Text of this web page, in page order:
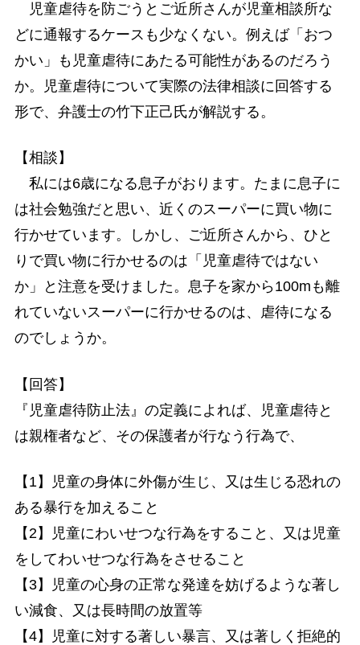
児童虐待を防ごうとご近所さんが児童相談所な
どに通報するケースも少なくない。例えば「おつ
かい」も児童虐待にあたる可能性があるのだろう
か。児童虐待について実際の法律相談に回答する
形で、弁護士の竹下正己氏が解説する。
【相談】
私には6歳になる息子がおります。たまに息子に
は社会勉強だと思い、近くのスーパーに買い物に
行かせています。しかし、ご近所さんから、ひと
りで買い物に行かせるのは「児童虐待ではない
か」と注意を受けました。息子を家から100mも離
れていないスーパーに行かせるのは、虐待になる
のでしょうか。
【回答】
『児童虐待防止法』の定義によれば、児童虐待と
は親権者など、その保護者が行なう行為で、
【1】児童の身体に外傷が生じ、又は生じる恐れの
ある暴行を加えること
【2】児童にわいせつな行為をすること、又は児童
をしてわいせつな行為をさせること
【3】児童の心身の正常な発達を妨げるような著し
い減食、又は長時間の放置等
【4】児童に対する著しい暴言、又は著しく拒絶的